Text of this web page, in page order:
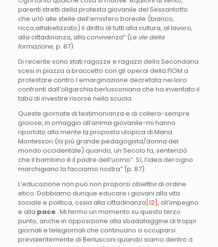
parenti stretti della protesta giovanile del Sessantotto
che urlò alle stelle dell’emisfero boreale (bianco,
ricco,alfabetizzato) il diritto di tutti alla cultura, al lavoro,
alla cittadinanza, alla convivenza” (Le vie della
formazione, p. 87).
Di recente sono stati ragazze e ragazzi della Secondaria
scesi in piazza a braccetto con gli operai della FIOM a
protestare contro l emarginazione decretata nei loro
confronti dall’oligarchia berlusconiana che ha inventato il
tabù di investire risorse nella scuola.
Queste giornate di testimonianza e di collera-sempre
gioiose, in omaggio all’anima giovanile-mi hanno
riportato alla mente la proposta utopica di Maria
Montessori (la più grande pedagogista/donna del
mondo occidentale) quando, un Secolo fa, sentenziò
che il bambino è il padre dell’uomo”. Sì, l’idea del cigno
marchigiano la facciamo nostra” (p. 87).
L’educazione non può non proporsi obiettivi di ordine
etico. Dobbiamo dunque educare i giovani alla vita
sociale e politica, ossia alla cittadinanza [12], all’impegno
e alla pace. Mi fermo un momento su questo terzo
punto, anche in opposizione alla sbadataggine di troppi
giornali e telegiornali che continuano a occuparsi
prevalentemente di Berlusconi quando siamo dentro a